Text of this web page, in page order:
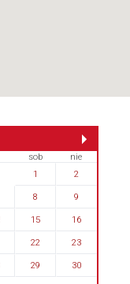
sob
nie
1
2
8 9
15 16
22 23
29 30